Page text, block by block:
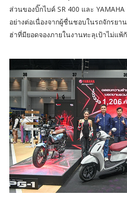
ส่วนของบิ๊กไบค์ SR 400 และ
อย่างต่อเนื่องจากผู้ชื่นชอบในรถจักรย
ฮ่าที่มียอดจองภายในงานทะลุเป้าไม่แพ้